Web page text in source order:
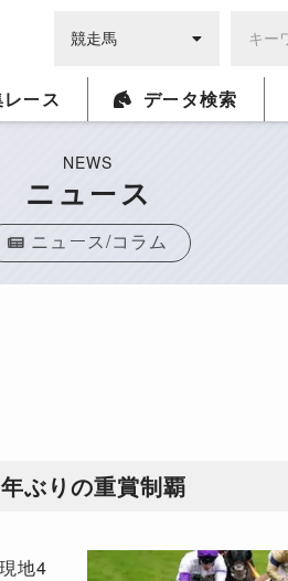
ース データ検索
NEWS
ニュース
ニュース/コラム
ぶりの重賞制覇
地4